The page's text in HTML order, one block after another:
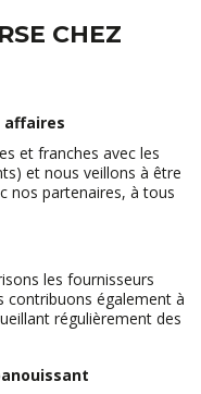
CHEZ
affaires
et franches avec les
et nous veillons à être
nos partenaires, à tous
les fournisseurs
contribuons également à
régulièrement des